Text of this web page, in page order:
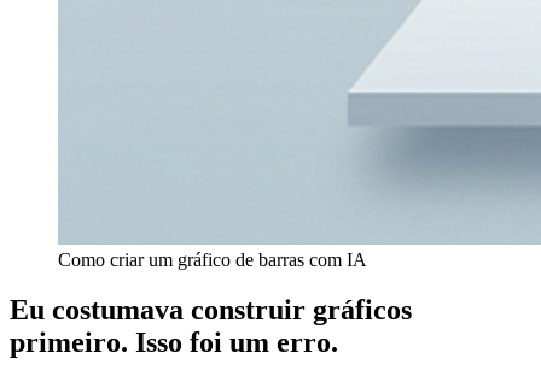
Como criar um gráfico de barras com IA
Eu costumava construir gráficos
primeiro. Isso foi um erro.